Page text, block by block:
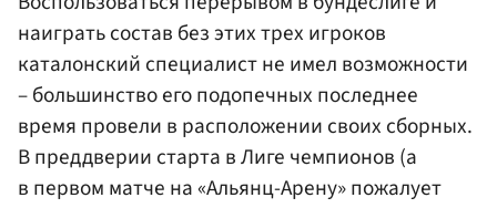
наиграть состав без этих трех игроков
каталонский специалист не имел возможности
– большинство его подопечных последнее
время провели в расположении своих сборных.
В преддверии старта в Лиге чемпионов (а
в первом матче на «Альянц-Арену» пожалует